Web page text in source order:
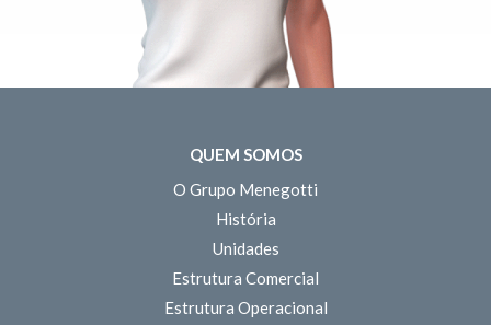
QUEM SOMOS
O Grupo Menegotti
História
Unidades
Estrutura Comercial
Estrutura Operacional